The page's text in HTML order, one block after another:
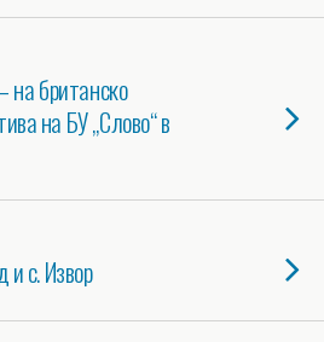
на британско
на БУ „Слово“ в
и с. Извор